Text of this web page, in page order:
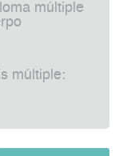
múltiple
múltiple: